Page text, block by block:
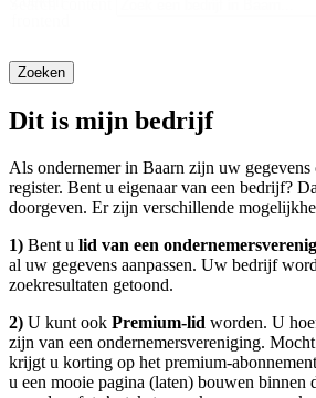
Dit is mijn bedrijf
Als ondernemer in Baarn zijn uw
register. Bent u eigenaar van een bedrijf?
doorgeven. Er zijn verschillende
1) Bent u lid van een
al uw gegevens aanpassen. Uw bedrijf
zoekresultaten getoond.
2) U kunt ook Premium-lid worden. U
zijn van een ondernemersvereniging.
krijgt u korting op het premium-
u een mooie pagina (laten) bouwen binnen